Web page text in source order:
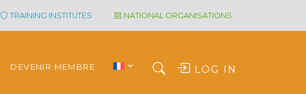
TRAINING INSTITUTES NATIONAL ORGANISATIONS
DEVENIR MEMBRE LOG IN